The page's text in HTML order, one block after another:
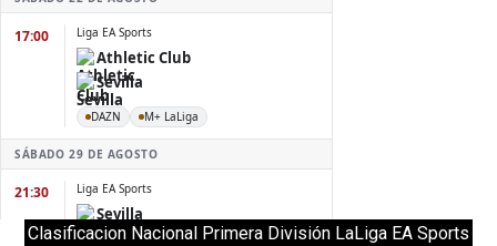
Clasificacion Nacional Primera División LaLiga EA Sports